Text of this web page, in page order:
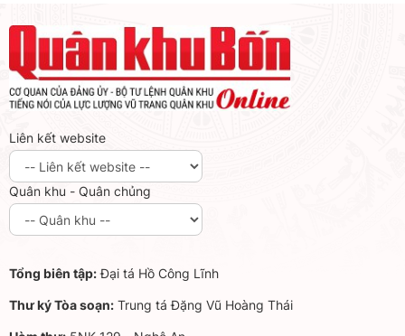
Liên kết website
Quân khu - Quân chủng
Tổng biên tập:Đại tá Hồ Công Lĩnh
Thư ký Tòa soạn: Trung tá Đặng Vũ Hoàng Thái